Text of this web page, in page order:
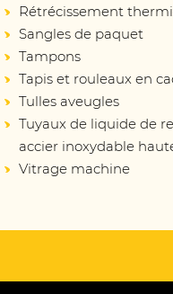
Rétrécissement
Sangles de paquet
Tampons
Tapis et rouleaux en
Tulles aveugles
Tuyaux de liquide de
accier inoxydable
Vitrage machine